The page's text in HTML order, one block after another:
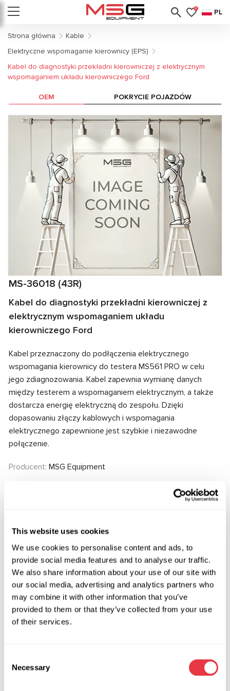
This website uses cookies
We use cookies to personalise content and ads, to
provide social media features and to analyse our traffic.
We also share information about your use of our site with
our social media, advertising and analytics partners who
may combine it with other information that you’ve
provided to them or that they’ve collected from your use
of their services.
Selection
Necessary
0 PL
Strona główna
Kable
Elektryczne wspomaganie kierownicy (EPS)
Kabel do diagnostyki przekładni kierowniczej z elektrycznym
wspomaganiem układu kierowniczego Ford
MS-36018 (43R)
Kabel do diagnostyki przekładni kierowniczej z
elektrycznym wspomaganiem układu
kierowniczego Ford
Kabel przeznaczony do podłączenia elektrycznego
wspomagania kierownicy do testera MS561 PRO w celu
jego zdiagnozowania. Kabel zapewnia wymianę danych
między testerem a wspomaganiem elektrycznym, a także
dostarcza energię elektryczną do zespołu. Dzięki
dopasowaniu złączy kablowych i wspomagania
elektrycznego zapewnione jest szybkie i niezawodne
połączenie.
Producent: MSG Equipment
OEM POKRYCIE POJAZDÓW
OEM
MS3601843R, 1702840, 1710002, 1714690, 1714696,
1722527, 1722533, 1723467, 1723473, 1732059, 1732061,
1732065, 1752371, 1752373, 1754788, 1762361, 1779814,
1782989, 1788616, 1789187, 1791077, 1793094, 1793100,
1830266, 1831620, 1831764, 1837090, 1842146, 1842147,